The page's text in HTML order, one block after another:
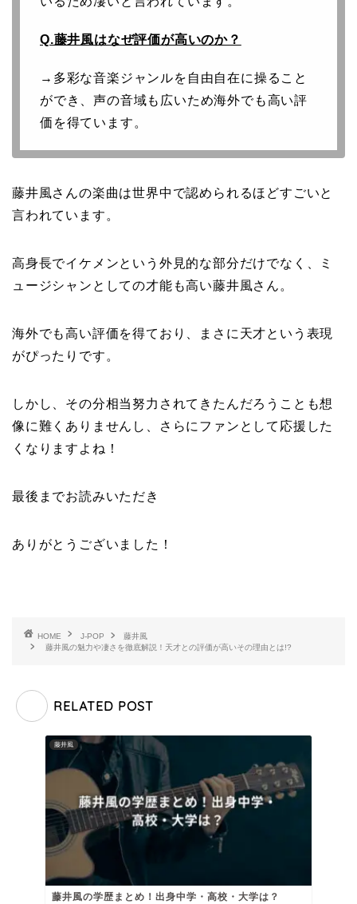
Q.藤井風はなぜ評価が高いのか？
→多彩な音楽ジャンルを自由自在に操ること
ができ、声の音域も広いため海外でも高い評
価を得ています。
藤井風さんの楽曲は世界中で認められるほどすごいと
言われています。
高身長でイケメンという外見的な部分だけでなく、ミ
ュージシャンとしての才能も高い藤井風さん。
海外でも高い評価を得ており、まさに天才という表現
がぴったりです。
しかし、その分相当努力されてきたんだろうことも想
像に難くありませんし、さらにファンとして応援した
くなりますよね！
最後までお読みいただき
ありがとうございました！
HOME J-POP
藤井風
藤井風の魅力や凄さを徹底解説！天才との評価が高いその理由とは!?
RELATED POST
藤井風
藤井風の学歴まとめ！出身中学・高校・大学は？